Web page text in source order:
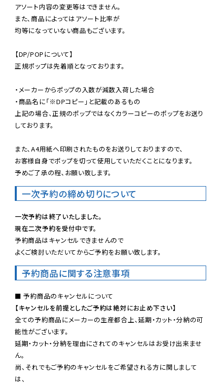
アソート内容の変更等はできません。
また、商品によってはアソート比率が
均等になっていない商品もございます。
【DP/POPについて】
正規ポップは先着順となっております。
・メーカーからポップの入数が減数入荷した場合
・商品名に「※DPコピー」と記載のあるもの
上記の場合、正規のポップではなくカラーコピーのポップをお送り
しております。
また、A4用紙へ印刷されたものをお送りしておりますので、
お客様自身でポップを切って使用していただくことになります。
予めご了承の程、お願い致します。
一次予約の締め切りについて
一次予約は終了いたしました。
現在二次予約を受付中です。
予約商品はキャンセルできませんので
よくご検討いただいてからご予約をお願い致します。
予約商品に関する注意事項
【キャンセルを前提としたご予約は絶対にお止め下さい】
全ての予約商品にメーカーの生産都合上、延期・カット・分納の可
能性がございます。
延期・カット・分納を理由にされてのキャンセルはお受け出来ませ
ん。
尚、それでもご予約のキャンセルをご希望される方に関しまして
は、